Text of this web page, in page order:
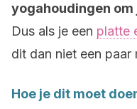
yogahoudingen
Dus als je een platte
dit dan niet een paar
Hoe je dit moet